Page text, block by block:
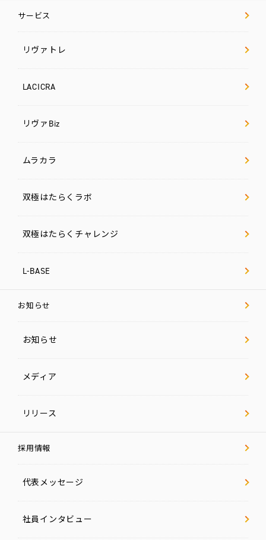
サービス
リヴァトレ
LACICRA
リヴァBiz
ムラカラ
双極はたらくラボ
双極はたらくチャレンジ
L-BASE
お知らせ
お知らせ
メディア
リリース
採用情報
代表メッセージ
社員インタビュー